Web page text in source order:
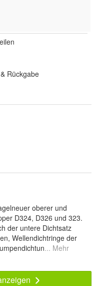
Rückgabe
oberer und
D324, D326 und 323.
der untere Dichtsatz
Wellendichtringe der
... Mehr